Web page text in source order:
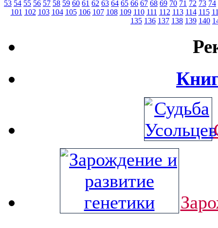
53 54 55 56 57 58 59 60 61 62 63 64 65 66 67 68 69 70 71 72 73 74
101 102 103 104 105 106 107 108 109 110 111 112 113 114 115
135 136 137 138 139 140